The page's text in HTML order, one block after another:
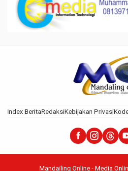
Index BeritaRedaksiKebijakan Privasi
Mandailing Online - Media